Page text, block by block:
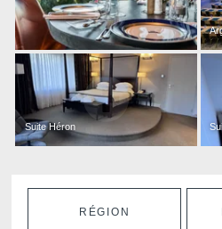
Suite Héron
RÉGION